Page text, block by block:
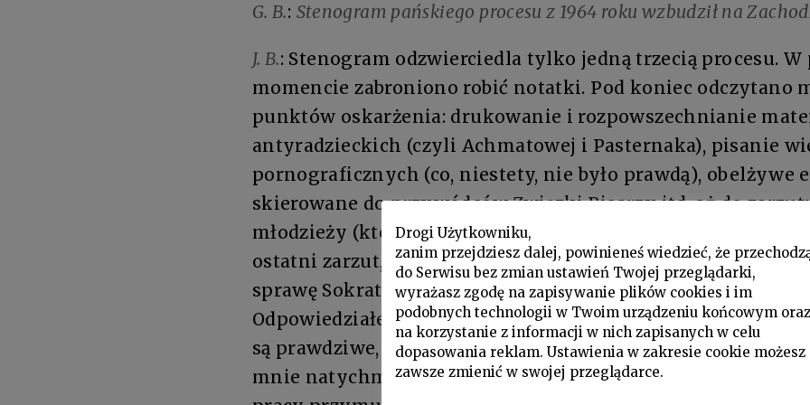
G. B.: Stenogram pańskiego procesu z 1964 roku wzbudził na
J. B.: Stenogram odzwierciedla tylko jedną trzecią procesu.
momencie zabroniono robić notatki. Pod koniec odczytano
punktów oskarżenia: drukowanie i rozpowszechnianie
antyradzieckich (czyli Achmatowej i Pasternaka), pisanie
pornograficznych (co, niestety, nie było prawdą), obelżywe
skierowane do przywódców Związki Pisarzy itd. aż do
młodzieży (która, jak się wydaje, czytała potajemnie moje
ostatni zarzut, muszę powiedzieć, prawie mi się podobał,
sprawę Sokratesa. „Macie do powiedzenia coś na swoją
Odpowiedziałem, że możliwe były dwa przypadki. Albo
są prawdziwe, więc zasługuję na karę śmierci, albo nie są
mnie natychmiast zwolnić. Sąd nie podjął wyzwania i
Drogi Użytkowniku,
zanim przejdziesz dalej, powinieneś wiedzieć, że
do Serwisu bez zmian ustawień Twojej przeglądarki,
wyrażasz zgodę na zapisywanie plików cookies i im
podobnych technologii w Twoim urządzeniu końcowym oraz
na korzystanie z informacji w nich zapisanych w celu
dopasowania reklam. Ustawienia w zakresie cookie możesz
zawsze zmienić w swojej przeglądarce.